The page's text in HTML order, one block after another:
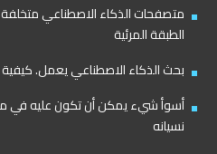
متصفحات الذكاء الاصطناعي متخلفة
الطبقة المرئية
بحث الذكاء الاصطناعي يعمل. كيفية
نسيانه